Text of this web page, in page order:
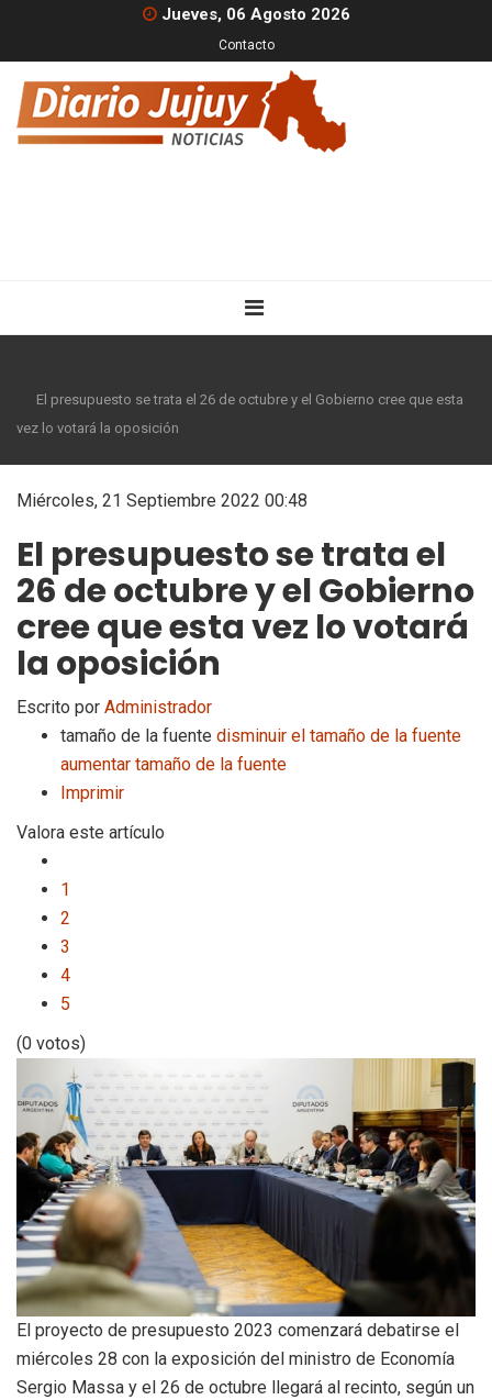
Jueves, 06 Agosto 2026
Contacto
El presupuesto se trata el 26 de octubre y el Gobierno cree que esta
vez lo votará la oposición
Miércoles, 21 Septiembre 2022 00:48
El presupuesto se trata el
26 de octubre y el Gobierno
cree que esta vez lo votará
la oposición
Escrito por Administrador
tamaño de la fuente disminuir el tamaño de la fuente
aumentar tamaño de la fuente
Imprimir
Valora este artículo
1
2
3
4
5
(0 votos)
El proyecto de presupuesto 2023 comenzará debatirse el
miércoles 28 con la exposición del ministro de Economía
Sergio Massa y el 26 de octubre llegará al recinto, según un